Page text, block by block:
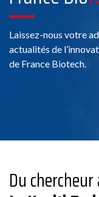
Laissez-nous votre
actualités de
de France Biotech.
Du